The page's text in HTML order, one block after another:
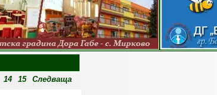
14 15 Следваща